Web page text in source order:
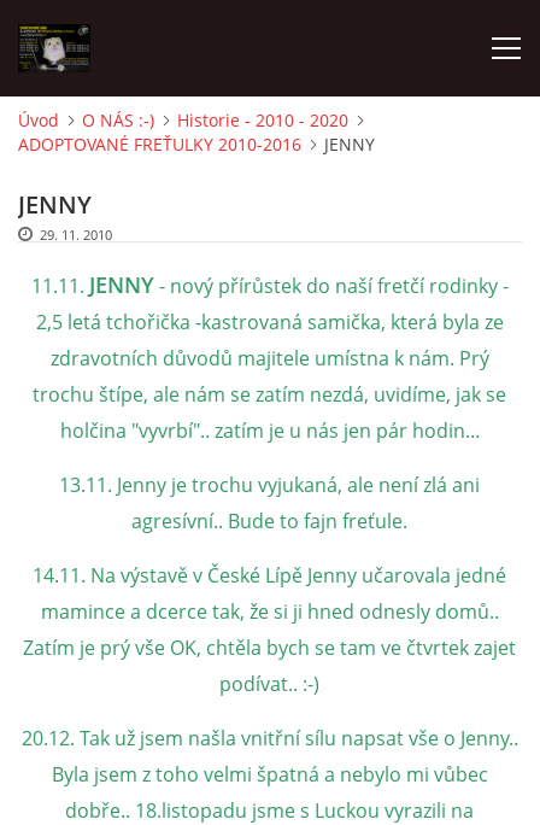
AKTUALITY
FRETKY V ÚTULKU
K ADOPCI
V PÉČI
V NOVÝCH DOMOVECH
DFD - DOMOV FRETČÍCH DŮCHODCŮ
PODMÍNKY PŘEVZETÍ FRETKY.
O FRETCE
Úvod O NÁS :-)
Historie - 2010 - 2020
ADOPTOVANÉ FREŤULKY 2010-2016
JENNY
JENNY
29. 11. 2010
11.11. JENNY- nový přírůstek do naší fretčí rodinky -
2,5 letá tchořička -kastrovaná samička, která byla ze
zdravotních důvodů majitele umístna k nám. Prý
trochu štípe, ale nám se zatím nezdá, uvidíme, jak se
holčina "vyvrbí".. zatím je u nás jen pár hodin...
13.11. Jenny je trochu vyjukaná, ale není zlá ani
agresívní.. Bude to fajn freťule.
14.11. Na výstavě v České Lípě Jenny učarovala jedné
mamince a dcerce tak, že si ji hned odnesly domů..
Zatím je prý vše OK, chtěla bych se tam ve čtvrtek zajet
podívat.. :-)
20.12. Tak už jsem našla vnitřní sílu napsat vše o Jenny..
Byla jsem z toho velmi špatná a nebylo mi vůbec
dobře.. 18.listopadu jsme s Luckou vyrazili na